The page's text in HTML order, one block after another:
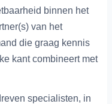
binnen het
van het
die graag kennis
kant combineert met
specialisten, in